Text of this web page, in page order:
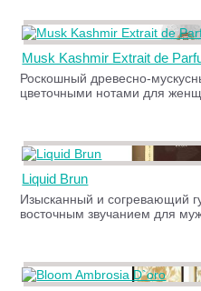
Musk Kashmir Extrait de
Роскошный древесно-
цветочными нотами для
Liquid Brun
Изысканный и согревающий
восточным звучанием для